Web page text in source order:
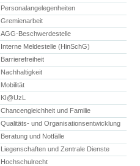
Personalangelegenheiten
Gremienarbeit
AGG-Beschwerdestelle
Interne Meldestelle (HinSchG)
Barrierefreiheit
Nachhaltigkeit
Mobilität
KI@UzL
Chancengleichheit und Familie
Qualitäts- und Organisationsentwicklung
Beratung und Notfälle
Liegenschaften und Zentrale Dienste
Hochschulrecht